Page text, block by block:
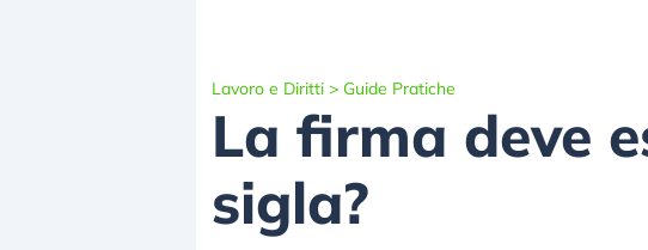
Lavoro e Diritti > Guide Pratiche
La firma deve
sigla?